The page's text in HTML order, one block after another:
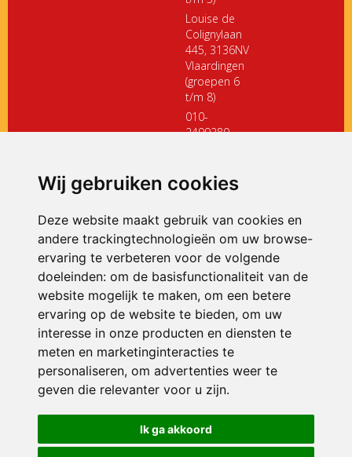
Wij gebruiken cookies
Deze website maakt gebruik van cookies en
andere trackingtechnologieën om uw browse-
ervaring te verbeteren voor de volgende
doeleinden: om de basisfunctionaliteit van de
website mogelijk te maken, om een betere
ervaring op de website te bieden, om uw
interesse in onze producten en diensten te
meten en marketinginteracties te
personaliseren, om advertenties weer te
geven die relevanter voor u zijn.
Ik ga akkoord
Louise de
Colignylaan
445, 3136NV
Vlaardingen
(groepen 6
t/m 8)
010-
2499280
ONDERDEEL VAN
© 2026 De Hoeksteen | Alle rechten voorbehouden
Privacy policy|Disclaimer| Klachtenregeling|RSIN en Anbi
voorkeuren
Crealisatie The MindOffice